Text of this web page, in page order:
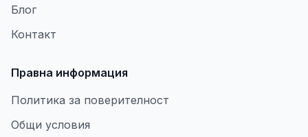
Блог
Контакт
Правна информация
Политика за поверителност
Общи условия